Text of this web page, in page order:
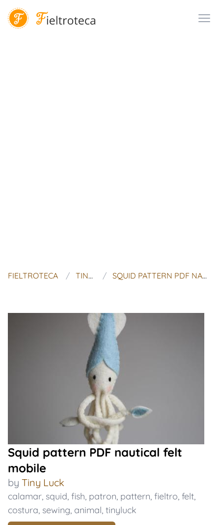
FIELTROTECA TINY LUCK SQUID PATTERN PDF NAUTICAL FELT MOBILE
Squid pattern PDF nautical felt
mobile
by Tiny Luck
calamar, squid, fish, patron, pattern, fieltro, felt,
costura, sewing, animal, tinyluck